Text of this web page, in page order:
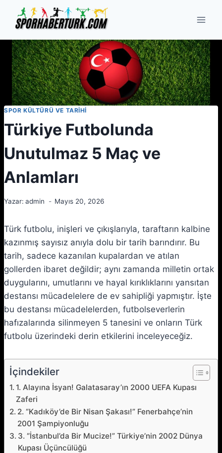
content
SPOR KÜLTÜRÜ VE TARIHI
Türkiye Futbolunda
Unutulmaz 5 Maç ve
Anlamları
Yazar: admin Mayıs 20, 2026
Türk futbolu, inişleri ve çıkışlarıyla, taraftarın kalbine
kazınmış sayısız anıyla dolu bir tarih barındırır. Bu
tarih, sadece kazanılan kupalardan ve atılan
gollerden ibaret değildir; aynı zamanda milletin ortak
duygularını, umutlarını ve hayal kırıklıklarını yansıtan
destansı mücadelelere de ev sahipliği yapmıştır. İşte
bu destansı mücadelelerden, futbolseverlerin
hafızalarında silinmeyen 5 tanesini ve onların Türk
futbolu üzerindeki derin etkilerini inceleyeceğiz.
İçindekiler
1. Alayına İsyan! Galatasaray’ın 2000 UEFA Kupası
Zaferi
2. “Kadıköy’de Bir Nisan Şakası!” Fenerbahçe’nin
2001 Şampiyonluğu
3. “İstanbul’da Bir Mucize!” Türkiye’nin 2002 Dünya
Kupası Üçüncülüğü